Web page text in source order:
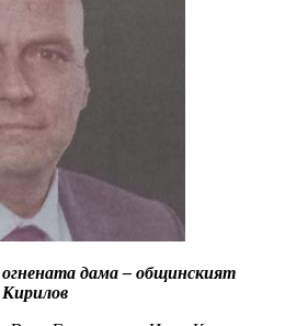
дама – общинският